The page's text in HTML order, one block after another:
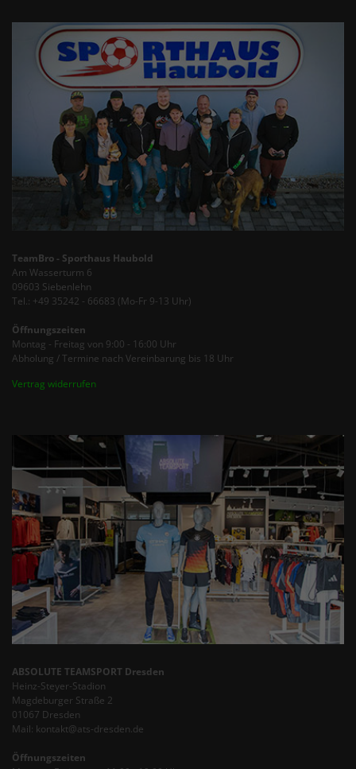
TeamBro - Sporthaus Haubold
Am Wasserturm 6
09603 Siebenlehn
Tel.: +49 35242 - 66683 (Mo-Fr 9-13 Uhr)
Öffnungszeiten
Montag - Freitag von 9:00 - 16:00 Uhr
Abholung / Termine nach Vereinbarung bis 18 Uhr
Vertrag widerrufen
ABSOLUTE TEAMSPORT Dresden
Heinz-Steyer-Stadion
Magdeburger Straße 2
01067 Dresden
Mail: kontakt@ats-dresden.de
Öffnungszeiten